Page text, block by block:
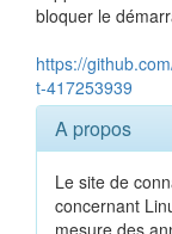
bloquer le
https://
t-417253939
A propos
Le site de
concernant